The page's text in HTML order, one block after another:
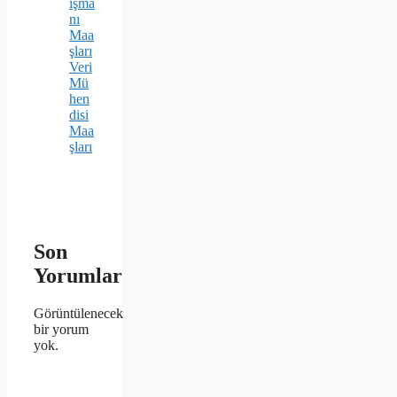
ışma
nı
Maa
şları
Veri
Mü
hen
disi
Maa
şları
Son
Yorumlar
Görüntülenecek
bir yorum
yok.